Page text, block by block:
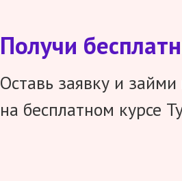
Получи
Оставь заявку и займи
на бесплатном курсе